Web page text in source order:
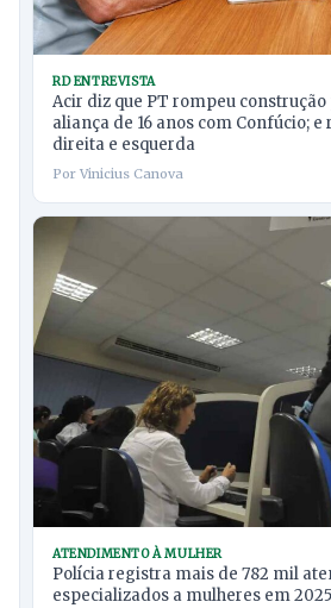
RD ENTREVISTA
Acir diz que PT rompeu
aliança de 16 anos com Confúcio;
direita e esquerda
Por Vinicius Canova
ATENDIMENTO À MULHER
Polícia registra mais de 782 mil
especializados a mulheres em 2025